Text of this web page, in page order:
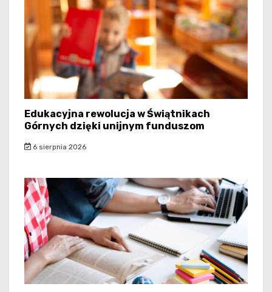
Edukacyjna rewolucja w Świątnikach
Górnych dzięki unijnym funduszom
6 sierpnia 2026